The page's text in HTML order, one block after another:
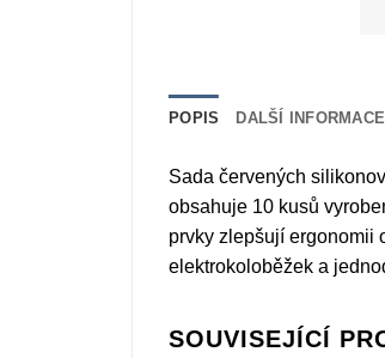
POPIS DALŠÍ INFORMACE
Sada červených
obsahuje 10 kusů
prvky zlepšují ergonomii
elektrokoloběžek a
SOUVISEJÍCÍ